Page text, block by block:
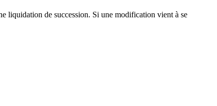
liquidation de succession. Si une modification vient à se